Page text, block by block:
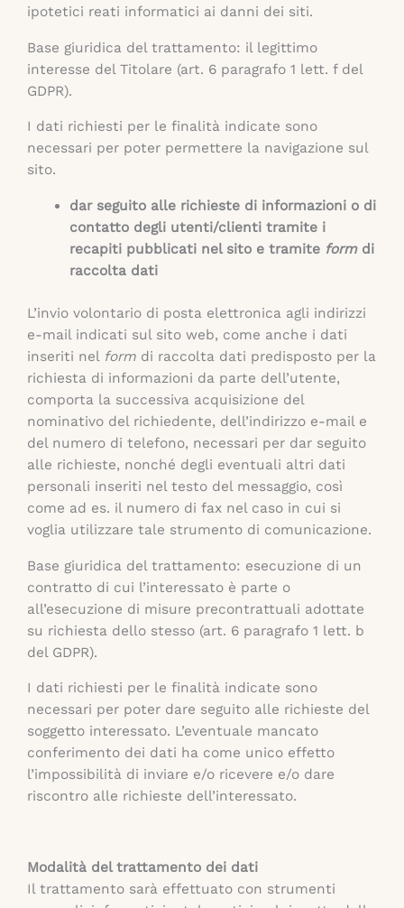
ipotetici reati informatici ai danni dei siti.
Base giuridica del trattamento: il legittimo
interesse del Titolare (art. 6 paragrafo 1 lett. f del
GDPR).
I dati richiesti per le finalità indicate sono
necessari per poter permettere la navigazione sul
sito.
dar seguito alle richieste di informazioni o di
contattodegli utenti/clienti tramite i
recapiti pubblicati nel sito e tramite formdi
raccolta dati
L’invio volontario di posta elettronica agli indirizzi
e-mail indicati sul sito web, come anche i dati
inseriti nel form di raccolta dati predisposto per la
richiesta di informazioni da parte dell’utente,
comporta la successiva acquisizione del
nominativo del richiedente, dell’indirizzo e-mail e
del numero di telefono, necessari per dar seguito
alle richieste, nonché degli eventuali altri dati
personali inseriti nel testo del messaggio, così
come ad es. il numero di fax nel caso in cui si
voglia utilizzare tale strumento di comunicazione.
Base giuridica del trattamento: esecuzione di un
contratto di cui l’interessato è parte o
all’esecuzione di misure precontrattuali adottate
su richiesta dello stesso (art. 6 paragrafo 1 lett. b
del GDPR).
I dati richiesti per le finalità indicate sono
necessari per poter dare seguito alle richieste del
soggetto interessato. L’eventuale mancato
conferimento dei dati ha come unico effetto
l’impossibilità di inviare e/o ricevere e/o dare
riscontro alle richieste dell’interessato.
Modalità del trattamento dei dati
Il trattamento sarà effettuato con strumenti